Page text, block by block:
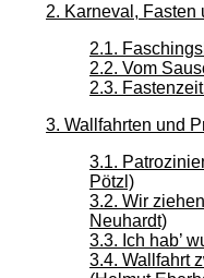
2. Karneval, Fasten
2.1.
2.2. Vom
2.3.
3. Wallfahrten und
3.1.
Pötzl)
3.2. Wir
Neuhardt)
3.3. Ich hab’
3.4. Wallfahrt